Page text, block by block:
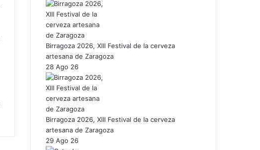
Birragoza 2026, XIII Festival de la cerveza
artesana de Zaragoza
28 Ago 26
Birragoza 2026, XIII Festival de la cerveza
artesana de Zaragoza
29 Ago 26